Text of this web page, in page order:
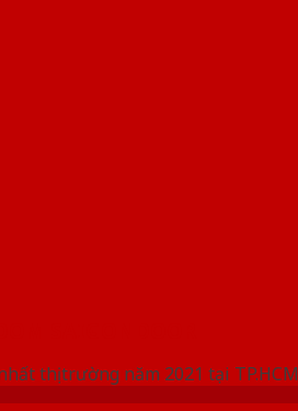
thị trường năm 2021 tại TP.HCM